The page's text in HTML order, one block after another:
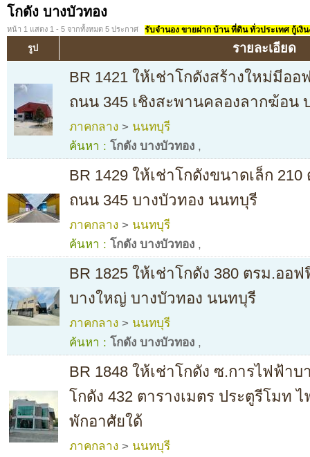
โกดัง บางบัวทอง
หน้า 1 แสดง 1 - 5 จากทั้งหมด 5 ประกาศ รับจำนอง ขายฝาก บ้าน ที่ดิน ทั่วประเทศ กู้เงิ
รูป รายละเอียด
BR 1421 ให้เช่าโกดังสร้างใหม่มีอ
ถนน 345 เชิงสะพานคลองลากฆ้อน
ภาคกลาง > นนทบุรี
ค้นหา : โกดัง บางบัวทอง ,
BR 1429 ให้เช่าโกดังขนาดเล็ก
ถนน 345 บางบัวทอง นนทบุรี
ภาคกลาง > นนทบุรี
ค้นหา : โกดัง บางบัวทอง ,
BR 1825 ให้เช่าโกดัง 380 ตรม.ออ
บางใหญ่ บางบัวทอง นนทบุรี
ภาคกลาง > นนทบุรี
ค้นหา : โกดัง บางบัวทอง ,
BR 1848 ให้เช่าโกดัง ซ.การไฟฟ้า
โกดัง 432 ตารางเมตร ประตูรีโมท
พักอาศัยใด้
ภาคกลาง > นนทบุรี